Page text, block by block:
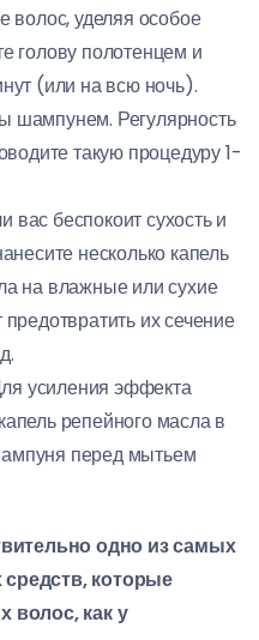
волос, уделяя особое
голову полотенцем и
(или на всю ночь).
шампунем. Регулярность
такую процедуру 1-
вас беспокоит сухость и
несколько капель
на влажные или сухие
их сечение
усиления эффекта
репейного масла в
перед мытьем
одно из самых
которые
волос, как у